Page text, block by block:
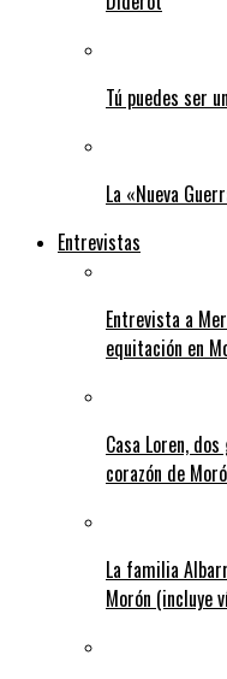
Tú puedes ser
La «Nueva
Entrevistas
Entrevista a
equitación en
Casa Loren,
corazón de
La familia
Morón (incluye